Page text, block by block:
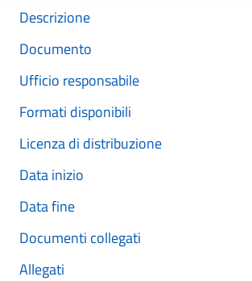
Descrizione
Documento
Ufficio responsabile
Formati disponibili
Licenza di distribuzione
Data inizio
Data fine
Documenti collegati
Allegati